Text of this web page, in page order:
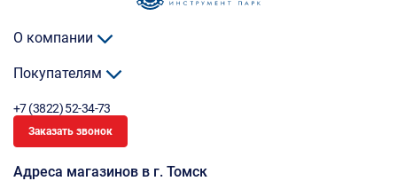
О компании
Покупателям
+7 (3822) 52-34-73
Заказать звонок
Адреса магазинов в г. Томск